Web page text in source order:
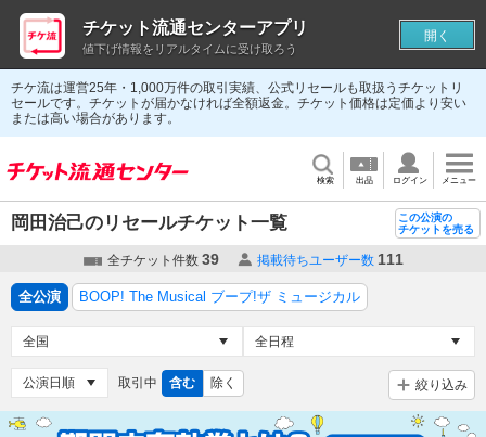
チケ流は運営25年・1,000万件の取引実績、公式リセールも取扱うチケットリ
セールです。チケットが届かなければ全額返金。チケット価格は定価より安い
または高い場合があります。
検索 出品 ログイン メニュー
岡田治己のリセールチケット一覧
この公演の
チケットを売る
全チケット件数 39 掲載待ちユーザー数 111
全公演 BOOP! The Musical ブープ!ザ ミュージカル
取引中 含む 除く 絞り込み
チケット流通センターアプリ
値下げ情報をリアルタイムに受け取ろう
開く